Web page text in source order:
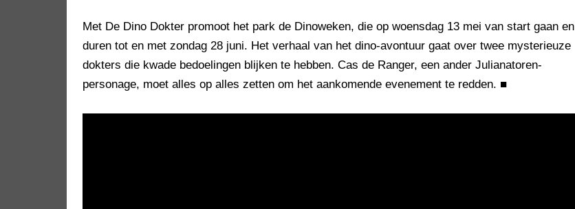
Met De Dino Dokter promoot het park de Dinoweken, die op woensdag 13 mei van start gaan en
duren tot en met zondag 28 juni. Het verhaal van het dino-avontuur gaat over twee mysterieuze
dokters die kwade bedoelingen blijken te hebben. Cas de Ranger, een ander Julianatoren-
personage, moet alles op alles zetten om het aankomende evenement te redden. ■